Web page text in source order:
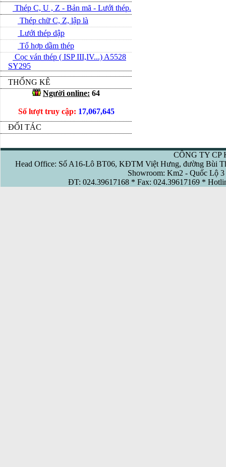
Thép C, U , Z - Bản mã - L­ưới thép.
Thép chữ C, Z, lập là
Lưới thép dập
Tổ hợp dầm thép
Cọc ván thép ( ISP III,IV...) A5528
SY295
THỐNG KÊ
Người online: 64
Số lượt truy cập: 17,067,645
ĐỐI TÁC
CÔNG TY CP
Head Office: Số A16-Lô BT06, KĐTM Việt Hưng, đường Bùi
Showroom: Km2 - Quốc Lộ
ĐT: 024.39617168 * Fax: 024.39617169 *